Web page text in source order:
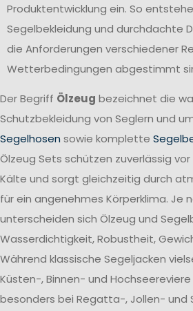
Produktentwicklung ein. So
Segelbekleidung und durchdachte
die Anforderungen verschiedener
Wetterbedingungen abgestimmt
Der Begriff Ölzeug bezeichnet die
Schutzbekleidung von Seglern und
Segelhosen sowie komplette
Ölzeug Sets schützen zuverlässig
Kälte und sorgt gleichzeitig durch
für ein angenehmes Körperklima. Je
unterscheiden sich Ölzeug und
Wasserdichtigkeit, Robustheit,
Während klassische Segeljacken
Küsten-, Binnen- und
besonders bei Regatta-, Jollen- und